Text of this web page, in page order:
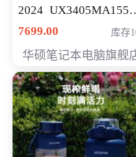
2024 UX3405MA155夜
空蓝 oled 智慧轻薄本 会
7699.00 库存
华硕笔记本电脑旗舰